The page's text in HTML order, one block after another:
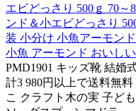
エビどっさり 500ｇ 70
ンド＆小エビどっさり
装 小分け 小魚アーモン
小魚 アーモンド おいし
PMD1901 キッズ靴 結婚
計3 980円以上で送料無
こ クラフト木の実 子ど